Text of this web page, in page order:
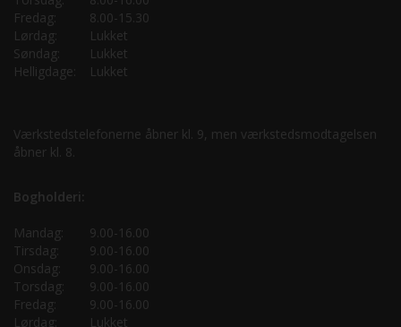
Fredag:
8.00-15.30
Lørdag:
Lukket
Søndag:
Lukket
Helligdage:
Lukket
Værkstedstelefonerne åbner kl. 9, men værkstedsmodtagelsen
åbner kl. 8.
Bogholderi:
Mandag:
9.00-16.00
Tirsdag:
9.00-16.00
Onsdag:
9.00-16.00
Torsdag:
9.00-16.00
Fredag:
9.00-16.00
Lørdag:
Lukket